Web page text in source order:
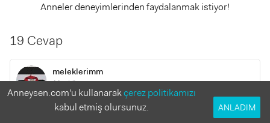
Anneler deneyimlerinden faydalanmak istiyor!
19 Cevap
meleklerimm
11 yıl önce
Evt ama o sekil kusmSi cok normalhasta olsa fiskirtir
Anneysen.com'u kullanarakçerez politikamızı
kabul etmiş olursunuz.
ANLADIM